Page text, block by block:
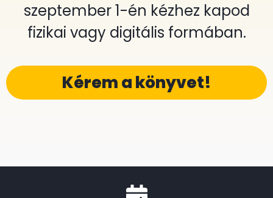
szeptember 1-én kézhez kapod
fizikai vagy digitális formában.
Kérem a könyvet!